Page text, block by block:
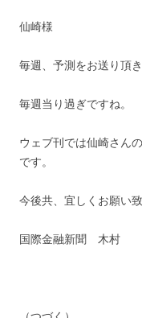
仙崎様
毎週、予測をお送り頂
毎週当り過ぎですね。
ウェブ刊では仙崎さん
です。
今後共、宜しくお願い致
国際金融新聞 木村